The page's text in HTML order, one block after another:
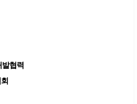
발협력